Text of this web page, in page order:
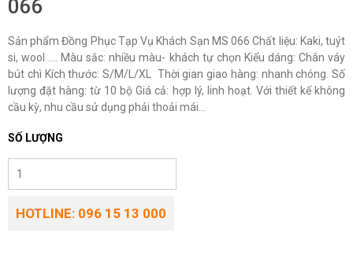
066
Sản phẩm Đồng Phục Tạp Vụ Khách Sạn MS 066 Chất liệu: Kaki, tuýt
si, wool …. Màu sắc: nhiều màu- khách tự chọn Kiểu dáng: Chân váy
bút chì Kích thước: S/M/L/XL Thời gian giao hàng: nhanh chóng. Số
lượng đặt hàng: từ 10 bộ Giá cả: hợp lý, linh hoạt. Với thiết kế không
cầu kỳ, nhu cầu sử dụng phải thoải mái...
SỐ LƯỢNG
HOTLINE: 096 15 13 000